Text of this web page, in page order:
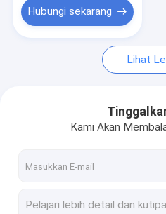
PC Sentuh AIO
Layar Sentuh PCAP
Layar Sentuh Inframerah
Monitor Sentuh SAW
Foil Sentuh PCAP
Hubungi sekarang
Lihat
Kami Akan